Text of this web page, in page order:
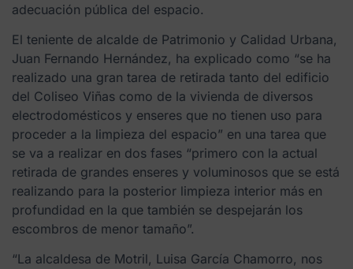
adecuación pública del espacio.
El teniente de alcalde de Patrimonio y Calidad Urbana,
Juan Fernando Hernández, ha explicado como “se ha
realizado una gran tarea de retirada tanto del edificio
del Coliseo Viñas como de la vivienda de diversos
electrodomésticos y enseres que no tienen uso para
proceder a la limpieza del espacio” en una tarea que
se va a realizar en dos fases “primero con la actual
retirada de grandes enseres y voluminosos que se está
realizando para la posterior limpieza interior más en
profundidad en la que también se despejarán los
escombros de menor tamaño”.
“La alcaldesa de Motril, Luisa García Chamorro, nos